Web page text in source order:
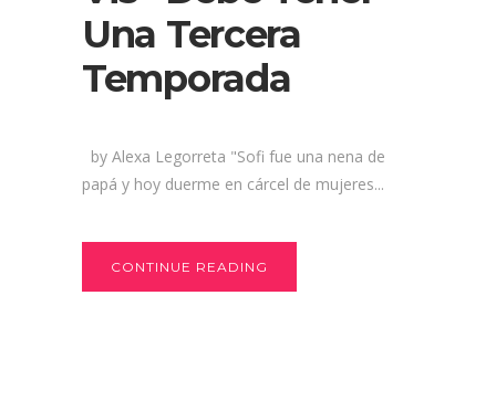
Una Tercera
Temporada
by Alexa Legorreta "Sofi fue una nena de
papá y hoy duerme en cárcel de mujeres...
CONTINUE READING